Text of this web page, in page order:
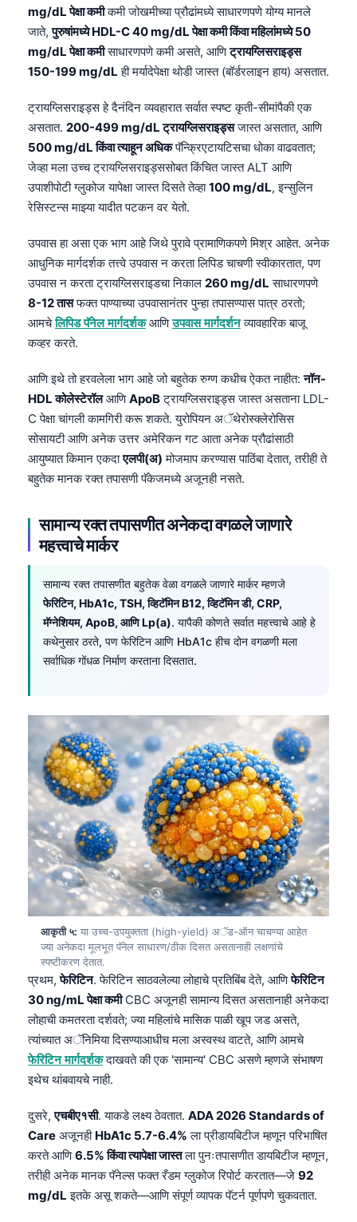
mg/dL पेक्षा कमीकमी जोखमीच्या प्रौढांमध्ये साधारणपणे योग्य मानले
जाते,पुरुषांमध्ये HDL-C 40 mg/dL पेक्षा कमी किंवा महिलांमध्ये 50
mg/dL पेक्षा कमीसाधारणपणे कमी असते, आणिट्रायग्लिसराइड्स
150-199 mg/dL ही मर्यादेपेक्षा थोडी जास्त (बॉर्डरलाइन हाय) असतात.
ट्रायग्लिसराइड्स हे दैनंदिन व्यवहारात सर्वात स्पष्ट कृती-सीमांपैकी एक
असतात. 200-499 mg/dL ट्रायग्लिसराइड्सजास्त असतात, आणि
500 mg/dL किंवा त्याहून अधिकपॅन्क्रिएटायटिसचा धोका वाढवतात;
जेव्हा मला उच्च ट्रायग्लिसराइड्ससोबत किंचित जास्त ALT आणि
उपाशीपोटी ग्लुकोज यापेक्षा जास्त दिसते तेव्हा100 mg/dL, इन्सुलिन
रेसिस्टन्स माझ्या यादीत पटकन वर येतो.
उपवास हा असा एक भाग आहे जिथे पुरावे प्रामाणिकपणे मिश्र आहेत. अनेक
आधुनिक मार्गदर्शक तत्त्वे उपवास न करता लिपिड चाचणी स्वीकारतात, पण
उपवास न करता ट्रायग्लिसराइडचा निकाल 260 mg/dL साधारणपणे
8-12 तासफक्त पाण्याच्या उपवासानंतर पुन्हा तपासण्यास पात्र ठरतो;
आमचेलिपिड पॅनेल मार्गदर्शकआणिउपवास मार्गदर्शनव्यावहारिक बाजू
कव्हर करते.
आणि इथे तो हरवलेला भाग आहे जो बहुतेक रुग्ण कधीच ऐकत नाहीत:नॉन-
HDL कोलेस्टेरॉलआणिApoBट्रायग्लिसराइड्स जास्त असताना LDL-
C पेक्षा चांगली कामगिरी करू शकते. युरोपियन अॅथेरोस्क्लेरोसिस
सोसायटी आणि अनेक उत्तर अमेरिकन गट आता अनेक प्रौढांसाठी
आयुष्यात किमान एकदाएलपी(अ) मोजमाप करण्यास पाठिंबा देतात, तरीही ते
बहुतेक मानक रक्त तपासणी पॅकेजमध्ये अजूनही नसते.
सामान्य रक्त तपासणीत अनेकदा वगळले जाणारे
महत्त्वाचे मार्कर
सामान्य रक्त तपासणीत बहुतेक वेळा वगळले जाणारे मार्कर म्हणजे
फेरिटिन, HbA1c, TSH, व्हिटॅमिन B12, व्हिटॅमिन डी, CRP,
मॅग्नेशियम, ApoB, आणि Lp(a). यापैकी कोणते सर्वात महत्त्वाचे आहे हे
कथेनुसार ठरते, पण फेरिटिन आणि HbA1c हीच दोन वगळणी मला
सर्वाधिक गोंधळ निर्माण करताना दिसतात.
आकृती ५: या उच्च-उपयुक्तता (high-yield) अॅड-ऑन चाचण्या आहेत
ज्या अनेकदा मूलभूत पॅनेल साधारण/ठीक दिसत असतानाही लक्षणांचे
स्पष्टीकरण देतात.
प्रथम,फेरिटिन. फेरिटिन साठवलेल्या लोहाचे प्रतिबिंब देते, आणिफेरिटिन
30 ng/mL पेक्षा कमीCBC अजूनही सामान्य दिसत असतानाही अनेकदा
लोहाची कमतरता दर्शवते; ज्या महिलांचे मासिक पाळी खूप जड असते,
त्यांच्यात अॅनिमिया दिसण्याआधीच मला अस्वस्थ वाटते, आणि आमचे
फेरिटिन मार्गदर्शकदाखवते की एक 'सामान्य' CBC असणे म्हणजे संभाषण
इथेच थांबवायचे नाही.
दुसरे,एचबीए१सी. याकडे लक्ष्य ठेवतात. ADA 2026 Standards of
Care अजूनही HbA1c 5.7-6.4% ला प्रीडायबिटीज म्हणून परिभाषित
करते आणि6.5% किंवा त्यापेक्षा जास्तला पुनःतपासणीत डायबिटीज म्हणून,
तरीही अनेक मानक पॅनेल्स फक्त रँडम ग्लुकोज रिपोर्ट करतात—जे 92
mg/dL इतके असू शकते—आणि संपूर्ण व्यापक पॅटर्न पूर्णपणे चुकवतात.